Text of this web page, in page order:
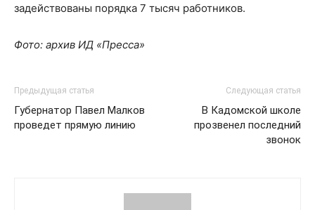
задействованы порядка 7 тысяч работников.
Фото: архив ИД «Пресса»
Предыдущая статья
Губернатор Павел Малков
проведет прямую линию
Следующая статья
В Кадомской школе
прозвенел последний
звонок